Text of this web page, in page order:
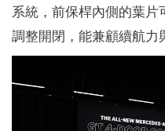
系統，前保桿內側的葉
調整開閉，能兼顧續航力